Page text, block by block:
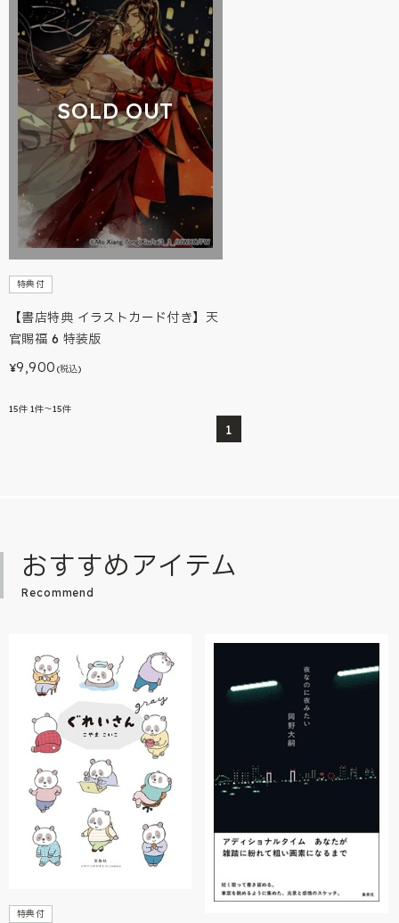
SOLD OUT
特典付
【書店特典 イラストカード付き】天
官賜福 6 特装版
¥9,900 (税込)
15件 1件～15件
1
おすすめアイテム
Recommend
特典付